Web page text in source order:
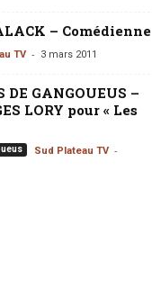
– Comédienne
TV - 3 mars 2011
DE GANGOUEUS –
LORY pour « Les
Sud Plateau TV -